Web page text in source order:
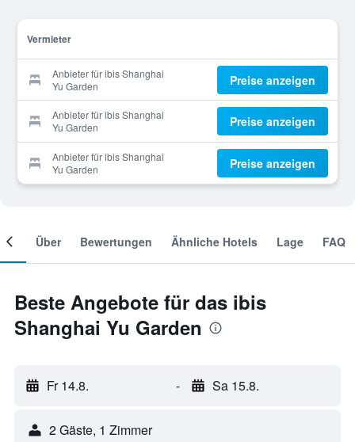
Vermieter
Anbieter für ibis Shanghai
Yu Garden
Preise anzeigen
Anbieter für ibis Shanghai
Yu Garden
Preise anzeigen
Anbieter für ibis Shanghai
Yu Garden
Preise anzeigen
Über Bewertungen Ähnliche Hotels Lage FAQ
Beste Angebote für das ibis
Shanghai Yu Garden
Fr 14.8. - Sa 15.8.
2 Gäste, 1 Zimmer